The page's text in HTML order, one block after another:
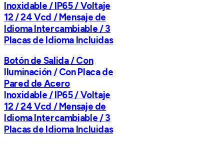
Inoxidable / IP65 / Voltaje
12 / 24 Vcd / Mensaje de
Idioma Intercambiable / 3
Placas de Idioma Incluidas
Botón de Salida / Con
Iluminación / Con Placa de
Pared de Acero
Inoxidable / IP65 / Voltaje
12 / 24 Vcd / Mensaje de
Idioma Intercambiable / 3
Placas de Idioma Incluidas